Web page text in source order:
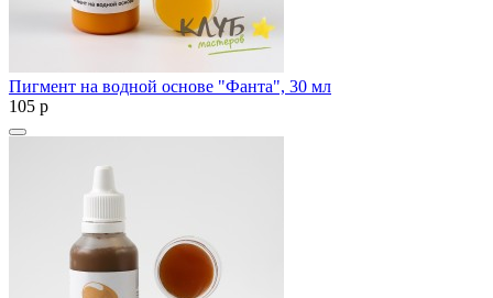
Пигмент на водной основе "Фанта", 30 мл
105 p